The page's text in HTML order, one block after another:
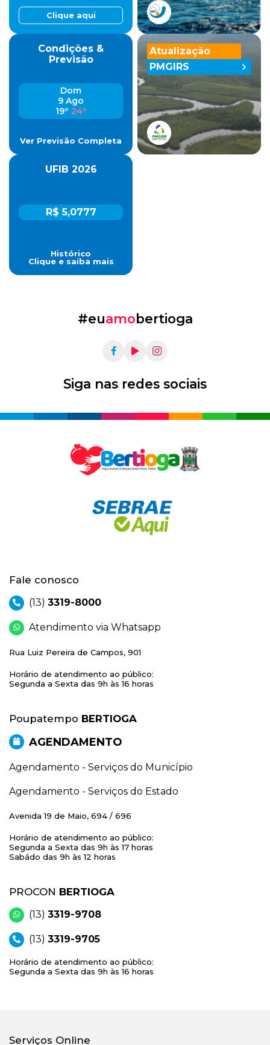
Clique aqui
Condições &
Previsão
Dom
9 Ago
19º 24º
Ver Previsão Completa
UFIB 2026
R$ 5,0777
Histórico
Clique e saiba mais
Atualização
PMGIRS
#euamobertioga
Siga nas redes sociais
Fale conosco
(13) 3319-8000
Atendimento via Whatsapp
Rua Luiz Pereira de Campos, 901
Horário de atendimento ao público:
Segunda a Sexta das 9h às 16 horas
Poupatempo BERTIOGA
AGENDAMENTO
Agendamento - Serviços do Município
Agendamento - Serviços do Estado
Avenida 19 de Maio, 694 / 696
Horário de atendimento ao público:
Segunda a Sexta das 9h às 17 horas
Sabádo das 9h às 12 horas
PROCON BERTIOGA
(13) 3319-9708
(13) 3319-9705
Horário de atendimento ao público:
Segunda a Sexta das 9h às 16 horas
Serviços Online